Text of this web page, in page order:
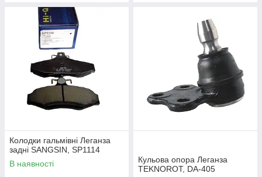
Колодки гальмівні Леганза
задні SANGSIN, SP1114
В наявності
Кульова опора Леганза
TEKNOROT, DA-405